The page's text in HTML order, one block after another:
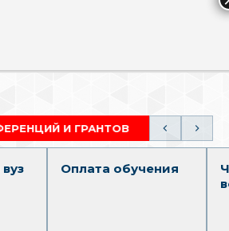
И ГРАНТОВ
Оплата обучения